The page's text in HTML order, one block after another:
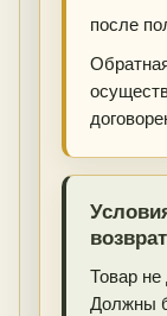
после
Товар
Должны